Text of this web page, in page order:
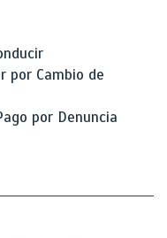
por Cambio de
por Denuncia